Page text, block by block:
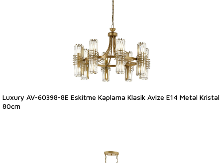
Luxury AV-60398-8E Eskitme Kaplama Klasik Avize E14 Metal Kristal
80cm